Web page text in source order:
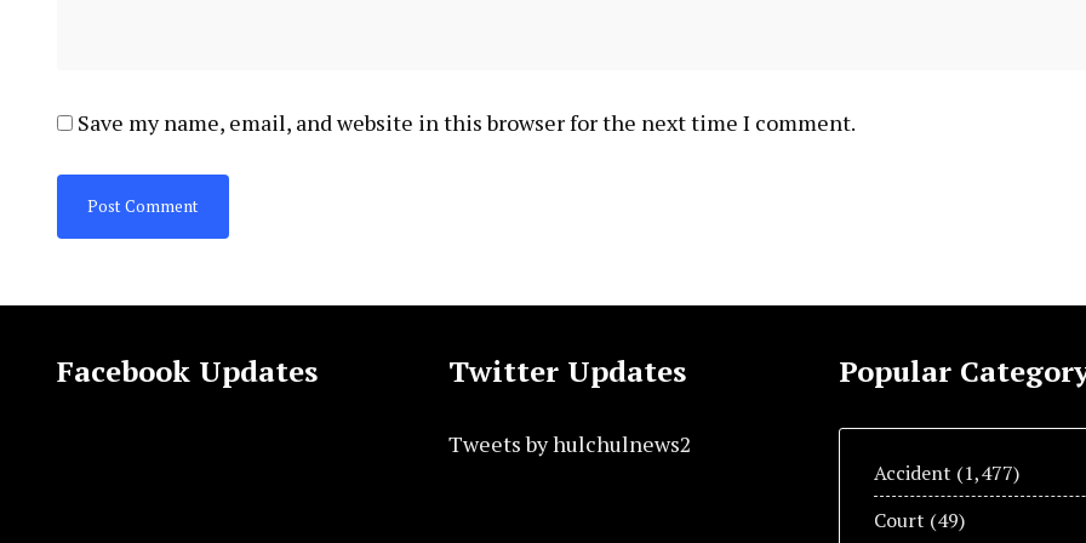
Save my name, email, and website in this browser for the next time I comment.
Facebook Updates Twitter Updates
Tweets by hulchulnews2
Popular
Accident (1,477)
Court (49)